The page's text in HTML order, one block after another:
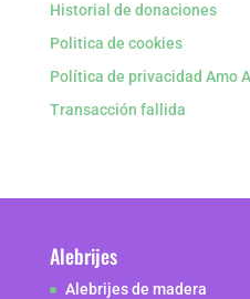
Historial de donaciones
Politica de cookies
Política de privacidad Amo
Transacción fallida
Alebrijes
Alebrijes de madera